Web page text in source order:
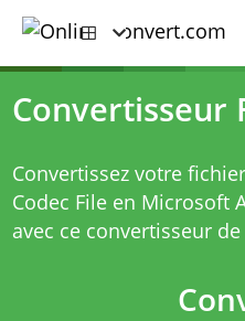
Convertisseur
Convertissez votre
Codec File en Microsoft
avec ce convertisseur de